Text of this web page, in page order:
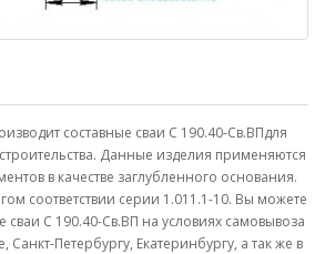
составные сваи С 190.40-Св.ВПдля
Данные изделия применяются
в качестве заглубленного основания.
соответствии серии 1.011.1-10. Вы можете
сваи С 190.40-Св.ВП на условиях самовывоза
Санкт-Петербургу, Екатеринбургу, а так же в